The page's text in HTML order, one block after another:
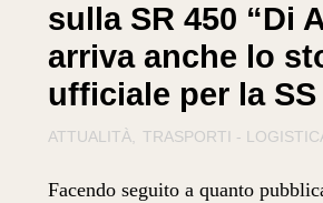
sulla SR 450 “Di
arriva anche lo
ufficiale per la SS
ATTUALITÀ TRASPORTI -
Facendo seguito a quanto